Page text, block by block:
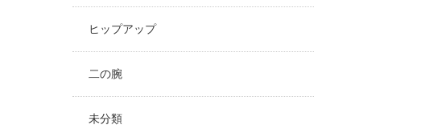
ヒップアップ
二の腕
未分類